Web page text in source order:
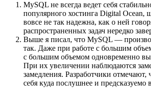
MySQL не всегда ведет себя
популярного хостинга Digital Ocean,
вовсе не так надежна, как о ней
распространенных задач нередко
Выше я писал, что MySQL —
так. Даже при работе с большим
с большим объемом одновременно
При их увеличении наблюдаются
замедления. Разработчики
себя куда послушнее и предсказуемо